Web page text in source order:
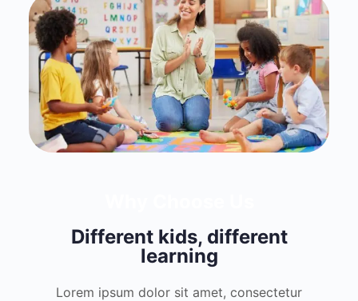
Different kids, different
learning
Lorem ipsum dolor sit amet, consectetur